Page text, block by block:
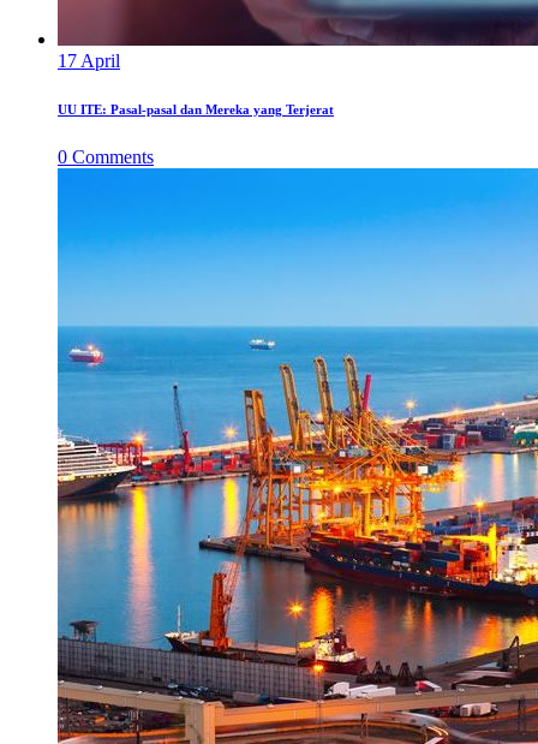
17 April
UU ITE: Pasal-pasal dan Mereka yang Terjerat
0 Comments